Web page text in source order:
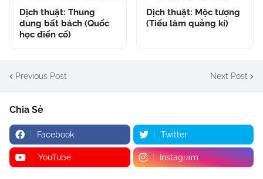
Dịch thuật: Thung
dung bất bách (Quốc
học điển cố)
Dịch thuật: Mộc tượng
(Tiếu lâm quảng kí)
Previous Post Next Post
Chia Sẻ
Facebook Twitter
YouTube Instagram